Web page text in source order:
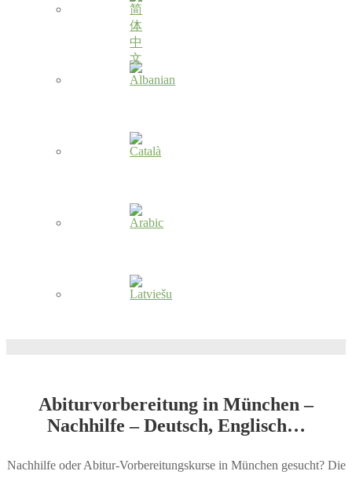
Abiturvorbereitung in München –
Nachhilfe – Deutsch, Englisch…
Nachhilfe oder Abitur-Vorbereitungskurse in München gesucht? Die